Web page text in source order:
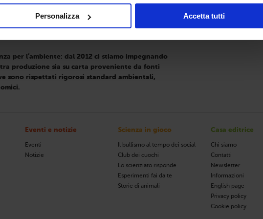
Personalizza Accetta tutti
editoriale affianchiamo incontri con gli autori e
con l’intento di avvicinare i ragazzi alla scienza e farli
per l’ambiente: dal 2012 ci stiamo impegnando
produzione sia su carta proveniente da fonti
sono rispettati rigorosi standard ambientali,
Eventi e notizie
Eventi
Notizie
Scienza in gioco
Il bullismo al tempo dei social
Club dei cuochi
Lo scienziato risponde
Esperimenti fai da te
Storie di animali
Casa editrice
Chi siamo
Contatti
Newsletter
Informazioni
English page
Privacy policy
Cookie policy